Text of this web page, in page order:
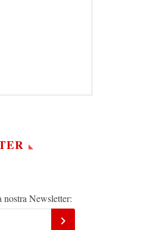
nostra Newsletter: